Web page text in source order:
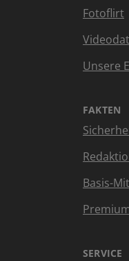
Fotoflirt
Unsere
FAKTEN
Basis-
SERVICE